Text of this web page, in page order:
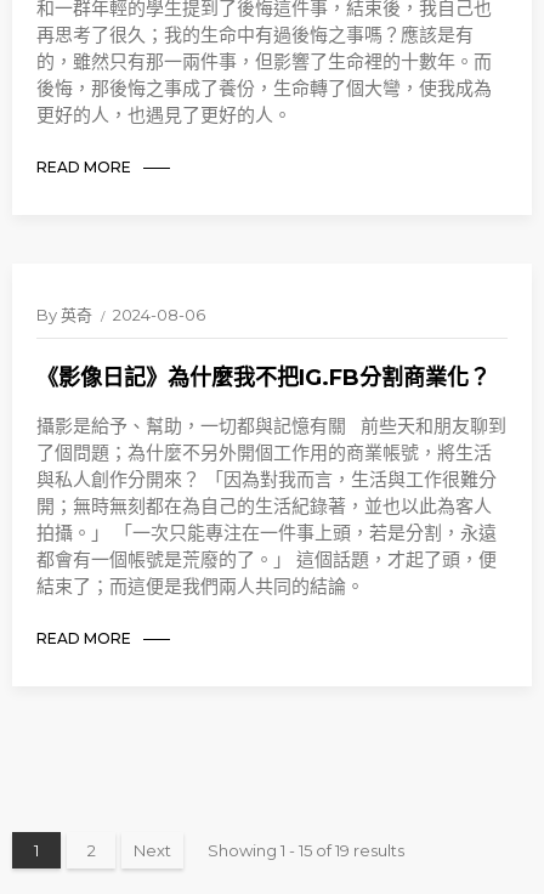
和一群年輕的學生提到了後悔這件事，結束後，我自己也
再思考了很久；我的生命中有過後悔之事嗎？應該是有
的，雖然只有那一兩件事，但影響了生命裡的十數年。而
後悔，那後悔之事成了養份，生命轉了個大彎，使我成為
更好的人，也遇見了更好的人。
READ MORE
By英奇 2024-08-06
《影像日記》為什麼我不把IG.FB分割商業化？
攝影是給予、幫助，一切都與記憶有關 前些天和朋友聊到
了個問題；為什麼不另外開個工作用的商業帳號，將生活
與私人創作分開來？ 「因為對我而言，生活與工作很難分
開；無時無刻都在為自己的生活紀錄著，並也以此為客人
拍攝。」 「一次只能專注在一件事上頭，若是分割，永遠
都會有一個帳號是荒廢的了。」 這個話題，才起了頭，便
結束了；而這便是我們兩人共同的結論。
READ MORE
1 2 Next Showing 1 - 15 of 19 results